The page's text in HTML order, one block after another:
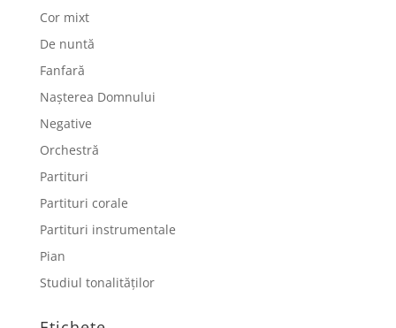
Cor mixt
De nuntă
Fanfară
Nașterea Domnului
Negative
Orchestră
Partituri
Partituri corale
Partituri instrumentale
Pian
Studiul tonalităților